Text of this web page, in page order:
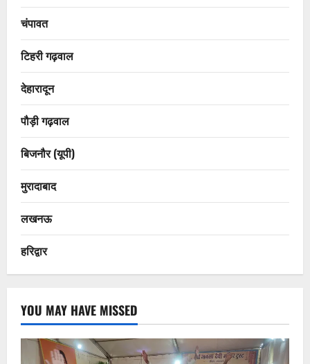
चंपावत
टिहरी गढ़वाल
देहारादून
पौड़ी गढ़वाल
बिजनौर (यूपी)
मुरादाबाद
लखनऊ
हरिद्वार
YOU MAY HAVE MISSED